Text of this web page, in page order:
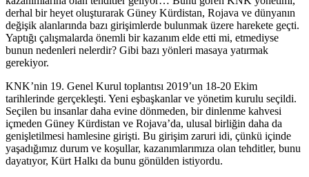
derhal bir heyet oluşturarak Güney Kürdistan, Rojava ve dünyanın
değişik alanlarında bazı girişimlerde bulunmak üzere harekete geçti.
Yaptığı çalışmalarda önemli bir kazanım elde etti mi, etmediyse
bunun nedenleri nelerdir? Gibi bazı yönleri masaya yatırmak
gerekiyor.
KNK’nin 19. Genel Kurul toplantısı 2019’un 18-20 Ekim
tarihlerinde gerçekleşti. Yeni eşbaşkanlar ve yönetim kurulu seçildi.
Seçilen bu insanlar daha evine dönmeden, bir dinlenme kahvesi
içmeden Güney Kürdistan ve Rojava’da, ulusal birliğin daha da
genişletilmesi hamlesine girişti. Bu girişim zaruri idi, çünkü içinde
yaşadığımız durum ve koşullar, kazanımlarımıza olan tehditler, bunu
dayatıyor, Kürt Halkı da bunu gönülden istiyordu.